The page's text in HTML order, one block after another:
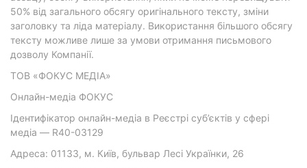
50% від загального обсягу оригінального тексту, зміни
заголовку та ліда матеріалу. Використання більшого обсягу
тексту можливе лише за умови отримання письмового
дозволу Компанії.
ТОВ «ФОКУС МЕДІА»
Онлайн-медіа ФОКУС
Ідентифікатор онлайн-медіа в Реєстрі суб’єктів у сфері
медіа — R40-03129
Адреса: 01133, м. Київ, бульвар Лесі Українки, 26